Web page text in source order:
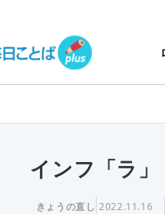
インフ「ラ」
きょうの直し 2022.11.16